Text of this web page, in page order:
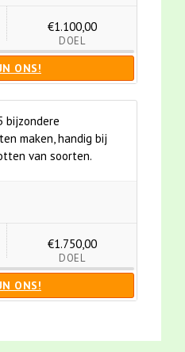
€1.100,00
DOEL
ONS!
bijzondere
maken, handig bij
van soorten.
€1.750,00
DOEL
ONS!